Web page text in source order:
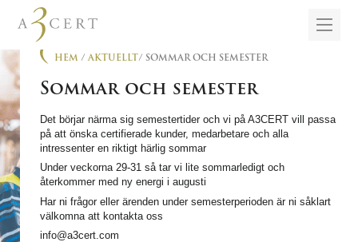
HEM/AKTUELLT/ SOMMAR OCH SEMESTER
Sommar och semester
Det börjar närma sig semestertider och vi på A3CERT vill passa
på att önska certifierade kunder, medarbetare och alla
intressenter en riktigt härlig sommar
Under veckorna 29-31 så tar vi lite sommarledigt och
återkommer med ny energi i augusti
Har ni frågor eller ärenden under semesterperioden är ni såklart
välkomna att kontakta oss
info@a3cert.com